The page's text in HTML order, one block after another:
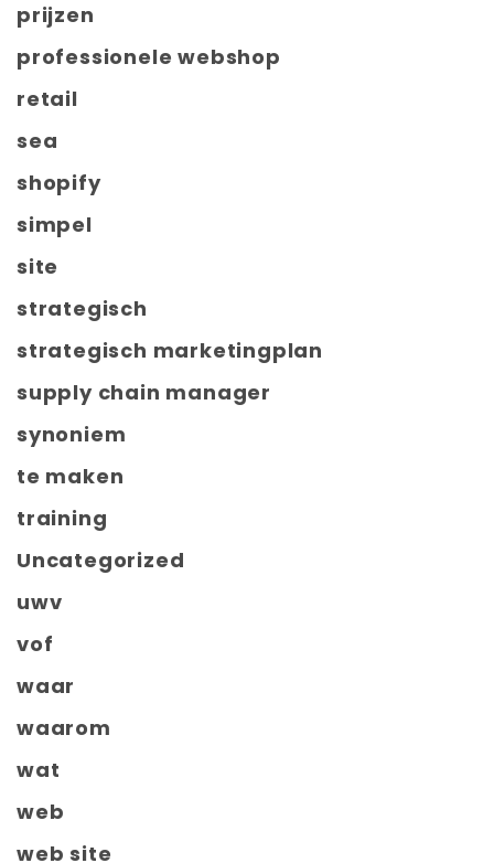
prijzen
professionele webshop
retail
sea
shopify
simpel
site
strategisch
strategisch marketingplan
supply chain manager
synoniem
te maken
training
Uncategorized
uwv
vof
waar
waarom
wat
web
web site